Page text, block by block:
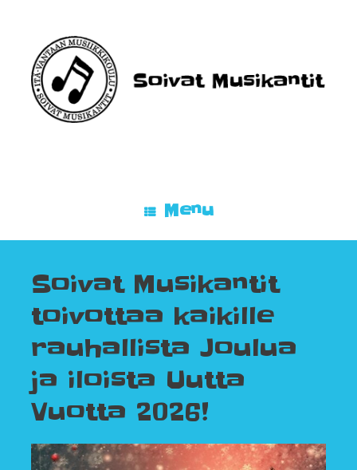
Menu
Soivat Musikantit
toivottaa kaikille
rauhallista Joulua
ja iloista Uutta
Vuotta 2026!